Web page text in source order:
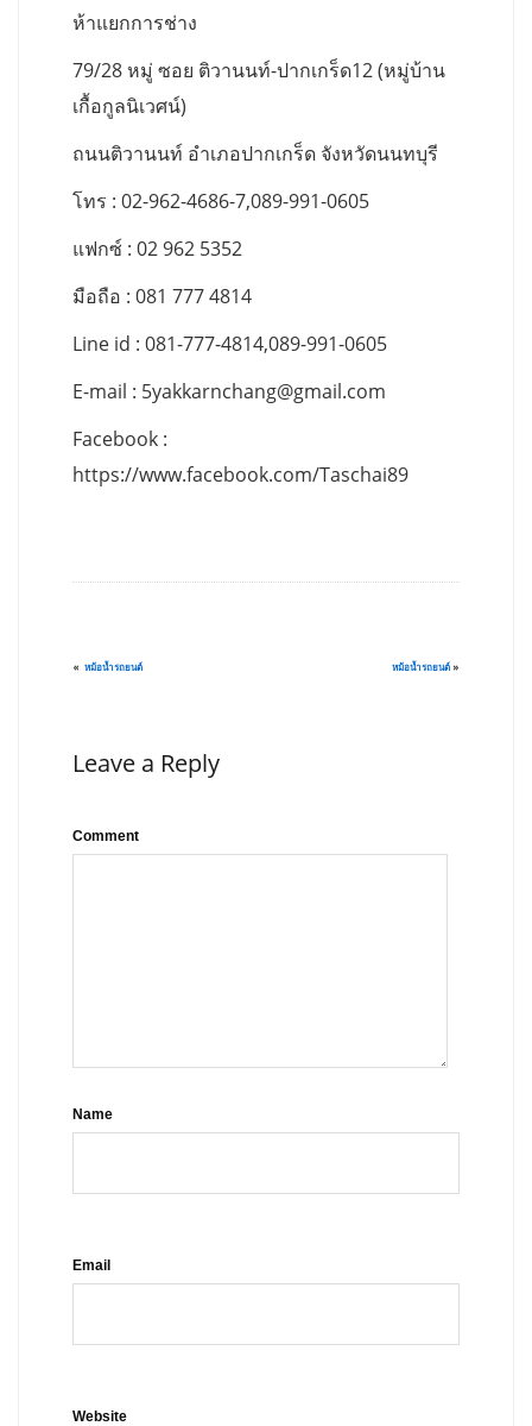
ห้าแยกการช่าง
79/28 หมู่ ซอย ติวานนท์-ปากเกร็ด12 (หมู่บ้าน
เกื้อกูลนิเวศน์)
ถนนติวานนท์ อำเภอปากเกร็ด จังหวัดนนทบุรี
โทร : 02-962-4686-7,089-991-0605
แฟกซ์ : 02 962 5352
มือถือ : 081 777 4814
Line id : 081-777-4814,089-991-0605
E-mail : 5yakkarnchang@gmail.com
Facebook :
https://www.facebook.com/Taschai89
« หม้อน้ำรถยนต์ หม้อน้ำรถยนต์ »
Leave a Reply
Comment
Name
Email
Website